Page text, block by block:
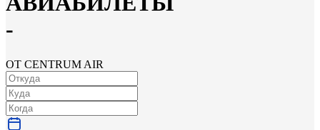
-
ОТ CENTRUM AIR